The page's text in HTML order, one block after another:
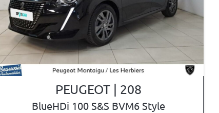
PEUGEOT | 208
BlueHDi 100 S&S BVM6 Style